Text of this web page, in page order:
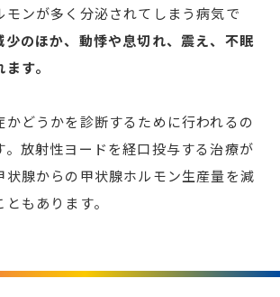
モンが多く分泌されてしまう病気で
少のほか、動悸や息切れ、震え、不眠
す。
かどうかを診断するために行われるの
。放射性ヨードを経口投与する治療が
状腺からの甲状腺ホルモン生産量を減
もあります。